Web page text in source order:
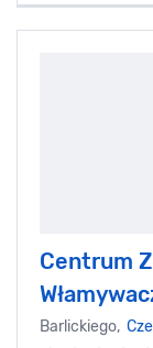
Centrum
Barlickiego,